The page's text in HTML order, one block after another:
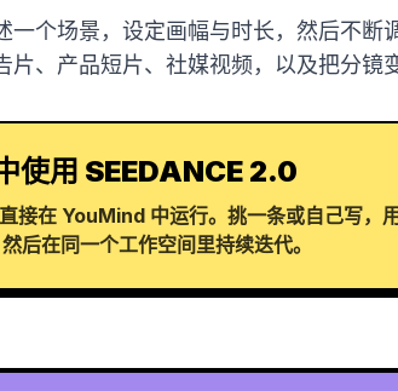
一个场景，设定画幅与时长，然后不
、产品短片、社媒视频，以及把分镜
使用 SEEDANCE 2.0
接在 YouMind 中运行。挑一条或自己写，用
后在同一个工作空间里持续迭代。